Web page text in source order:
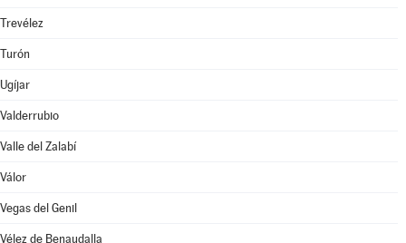
Trevélez
Turón
Ugíjar
Valderrubio
Valle del Zalabí
Válor
Vegas del Genil
Vélez de Benaudalla